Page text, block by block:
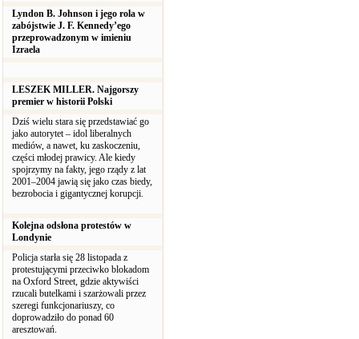
Lyndon B. Johnson i jego rola w
zabójstwie J. F. Kennedy’ego
przeprowadzonym w imieniu
Izraela
LESZEK MILLER. Najgorszy
premier w historii Polski
Dziś wielu stara się przedstawiać go
jako autorytet – idol liberalnych
mediów, a nawet, ku zaskoczeniu,
części młodej prawicy. Ale kiedy
spojrzymy na fakty, jego rządy z lat
2001–2004 jawią się jako czas biedy,
bezrobocia i gigantycznej korupcji.
Kolejna odsłona protestów w
Londynie
Policja starła się 28 listopada z
protestującymi przeciwko blokadom
na Oxford Street, gdzie aktywiści
rzucali butelkami i szarżowali przez
szeregi funkcjonariuszy, co
doprowadziło do ponad 60
aresztowań.